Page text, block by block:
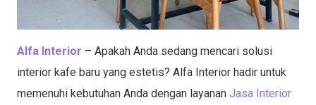
Alfa Interior – Apakah Anda sedang mencari solusi
interior kafe baru yang estetis? Alfa Interior hadir untuk
memenuhi kebutuhan Anda dengan layanan Jasa Interior